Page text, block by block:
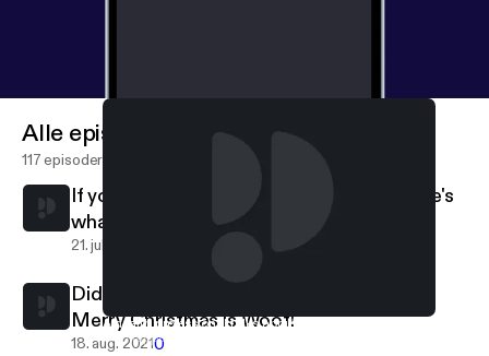
A health professional talks about Covid and the vaccine
Life Happens
Alle episoder
117 episoder
If you've ever had a problem sleeping, here's
what you need to know
21. juli 2022
Did you know one of the best ways to say
Merry Christmas is Woof!
18. aug. 20210